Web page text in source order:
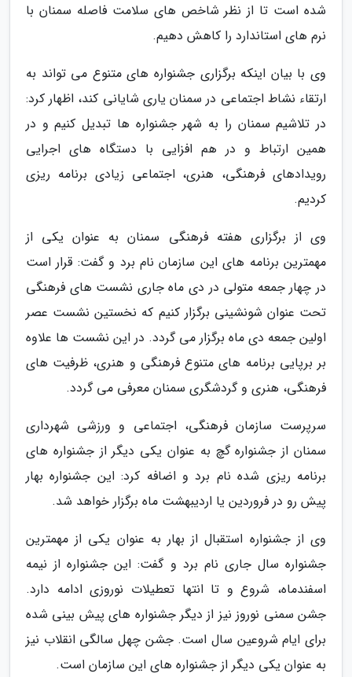
شده است تا از نظر شاخص های سلامت فاصله سمنان با
نرم های استاندارد را کاهش دهیم.
وی با بیان اینکه برگزاری جشنواره های متنوع می تواند به
ارتقاء نشاط اجتماعی در سمنان یاری شایانی کند، اظهار کرد:
در تلاشیم سمنان را به شهر جشنواره ها تبدیل کنیم و در
همین ارتباط و در هم افزایی با دستگاه های اجرایی
رویدادهای فرهنگی، هنری، اجتماعی زیادی برنامه ریزی
کردیم.
وی از برگزاری هفته فرهنگی سمنان به عنوان یکی از
مهمترین برنامه های این سازمان نام برد و گفت: قرار است
در چهار جمعه متولی در دی ماه جاری نشست های فرهنگی
تحت عنوان شونشینی برگزار کنیم که نخستین نشست عصر
اولین جمعه دی ماه برگزار می گردد. در این نشست ها علاوه
بر برپایی برنامه های متنوع فرهنگی و هنری، ظرفیت های
فرهنگی، هنری و گردشگری سمنان معرفی می گردد.
سرپرست سازمان فرهنگی، اجتماعی و ورزشی شهرداری
سمنان از جشنواره گچ به عنوان یکی دیگر از جشنواره های
برنامه ریزی شده نام برد و اضافه کرد: این جشنواره بهار
پیش رو در فروردین یا اردیبهشت ماه برگزار خواهد شد.
وی از جشنواره استقبال از بهار به عنوان یکی از مهمترین
جشنواره سال جاری نام برد و گفت: این جشنواره از نیمه
اسفندماه، شروع و تا انتها تعطیلات نوروزی ادامه دارد.
جشن سمنی نوروز نیز از دیگر جشنواره های پیش بینی شده
برای ایام شروعین سال است. جشن چهل سالگی انقلاب نیز
به عنوان یکی دیگر از جشنواره های این سازمان است.